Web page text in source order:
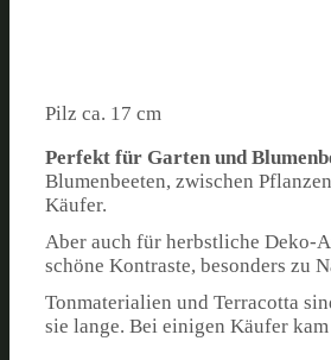
Pilz ca. 17 cm
Perfekt für Garten und
Blumenbeeten, zwischen
Käufer.
Aber auch für herbstliche Deko-
schöne Kontraste, besonders zu
Tonmaterialien und Terracotta
sie lange. Bei einigen Käufer